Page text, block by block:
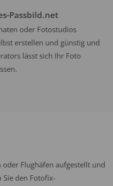
Passbild.net
oder Fotostudios
erstellen und günstig und
lässt sich Ihr Foto
Flughäfen aufgestellt und
Sie den Fotofix-